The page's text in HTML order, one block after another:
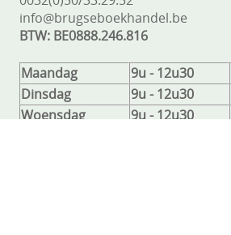
info@brugseboekhandel.be
BTW: BE0888.246.816
Maandag 9u - 12u30
Dinsdag
9u - 12u30
Woensdag
9u - 12u30